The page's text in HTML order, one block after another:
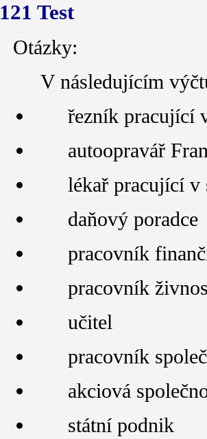
121 Test
Otázky:
V následujícím
řezník pracující
autoopravář
lékař pracující v
daňový poradce
pracovník
pracovník
učitel
pracovník
akciová
státní podnik